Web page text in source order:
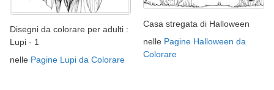
Disegni da colorare per adulti :
Lupi - 1
nelle Pagine Lupi da Colorare
Casa stregata di Halloween
nelle Pagine Halloween da
Colorare